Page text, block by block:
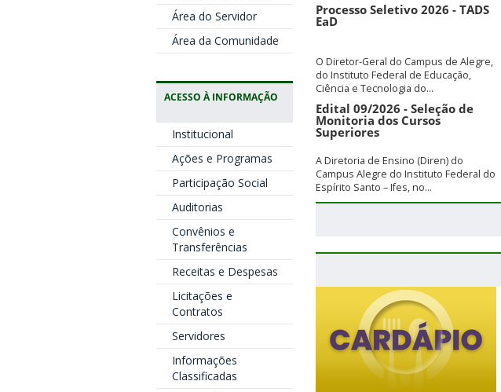
Área do Servidor
Área da Comunidade
ACESSO À INFORMAÇÃO
Institucional
Ações e Programas
Participação Social
Auditorias
Convênios e
Transferências
Receitas e Despesas
Licitações e
Contratos
Servidores
Informações
Classificadas
Processo Seletivo 2026 - TADS
EaD
O Diretor-Geral do Campus de Alegre,
do Instituto Federal de Educação,
Ciência e Tecnologia do...
Edital 09/2026 - Seleção de
Monitoria dos Cursos
Superiores
A Diretoria de Ensino (Diren) do
Campus Alegre do Instituto Federal do
Espírito Santo – Ifes, no...